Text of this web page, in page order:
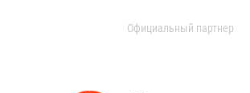
Официальный партнер